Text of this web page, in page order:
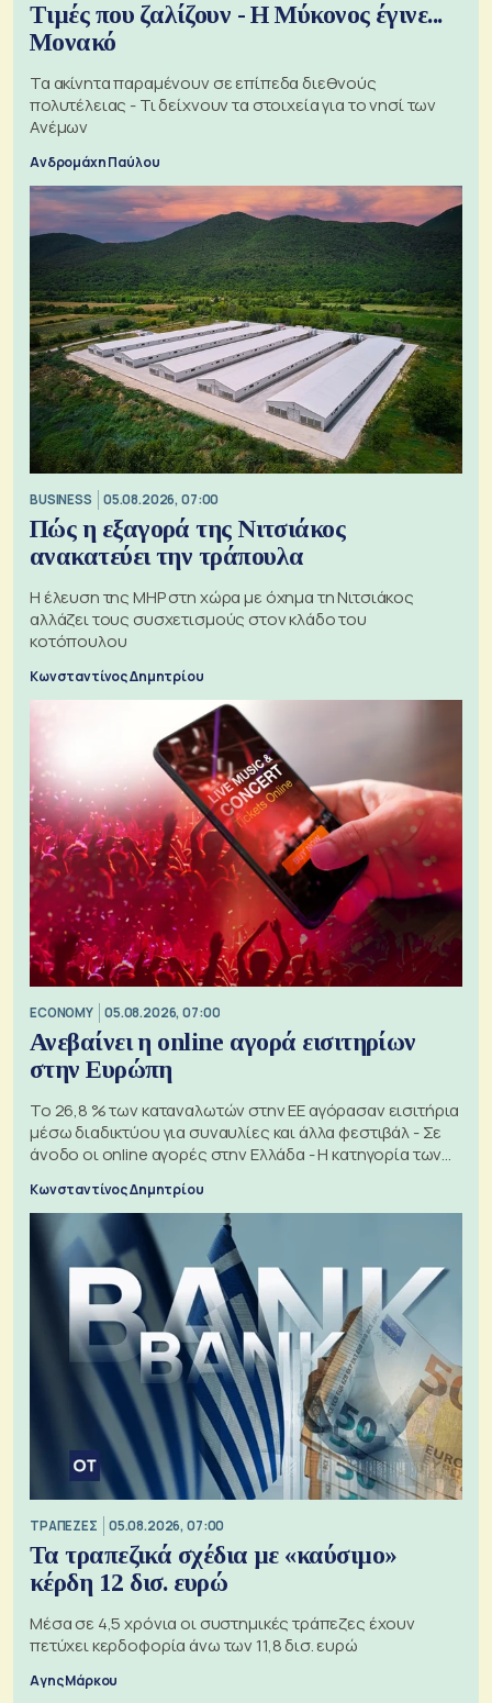
Τιμές που ζαλίζουν - Η Μύκονος έγινε...
Μονακό
Τα ακίνητα παραμένουν σε επίπεδα διεθνούς
πολυτέλειας - Τι δείχνουν τα στοιχεία για το νησί των
Ανέμων
Ανδρομάχη Παύλου
BUSINESS 05.08.2026, 07:00
Πώς η εξαγορά της Νιτσιάκος
ανακατεύει την τράπουλα
H έλευση της MHP στη χώρα με όχημα τη Νιτσιάκος
αλλάζει τους συσχετισμούς στον κλάδο του
κοτόπουλου
Κωνσταντίνος Δημητρίου
ECONOMY 05.08.2026, 07:00
Ανεβαίνει η online αγορά εισιτηρίων
στην Ευρώπη
Το 26,8 % των καταναλωτών στην ΕΕ αγόρασαν εισιτήρια
μέσω διαδικτύου για συναυλίες και άλλα φεστιβάλ - Σε
άνοδο οι online αγορές στην Ελλάδα - Η κατηγορία των
Κωνσταντίνος Δημητρίου
ΤΡΑΠΕΖΕΣ 05.08.2026, 07:00
Τα τραπεζικά σχέδια με «καύσιμο»
κέρδη 12 δισ. ευρώ
Μέσα σε 4,5 χρόνια οι συστημικές τράπεζες έχουν
πετύχει κερδοφορία άνω των 11,8 δισ. ευρώ
Αγης Μάρκου